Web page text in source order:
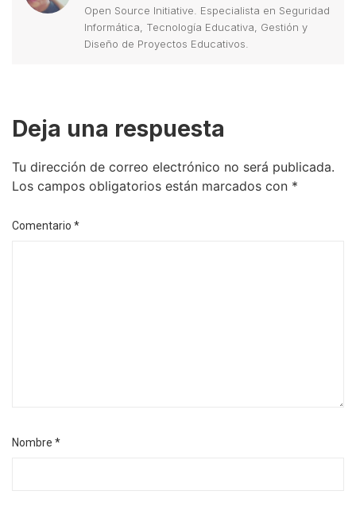
Open Source Initiative. Especialista en Seguridad
Informática, Tecnología Educativa, Gestión y
Diseño de Proyectos Educativos.
Deja una respuesta
Tu dirección de correo electrónico no será publicada.
Los campos obligatorios están marcados con *
Comentario *
Nombre *